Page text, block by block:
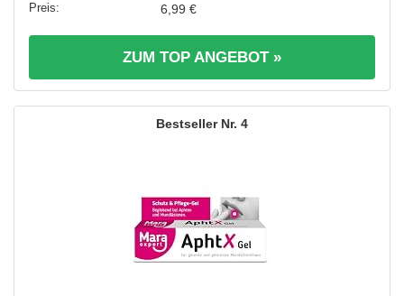
6,99 €
ZUM TOP ANGEBOT »
4